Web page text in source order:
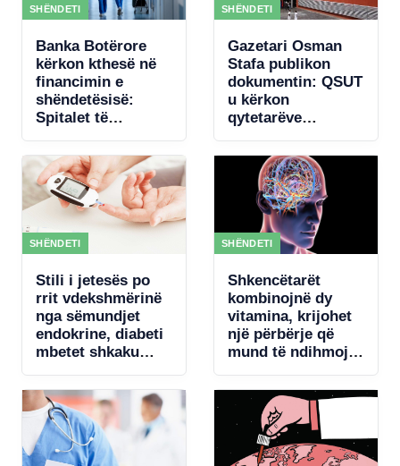
SHËNDETI
Banka Botërore
kërkon kthesë në
financimin e
shëndetësisë:
Spitalet të
rezultateve
SHËNDETI
Gazetari Osman
Stafa publikon
dokumentin: QSUT
u kërkon
qytetarëve
pajisje mjekësore,
qeveria akordon 4
mln € për
koncertin e Kanye
West
SHËNDETI
Stili i jetesës po
rrit vdekshmërinë
nga sëmundjet
endokrine, diabeti
mbetet shkaku
SHËNDETI
Shkencëtarët
kombinojnë dy
vitamina, krijohet
një përbërje që
mund të ndihmojë
trurit